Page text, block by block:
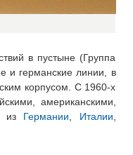
в пустыне (Группа
и германские линии, в
корпусом. С 1960-х
американскими,
из Германии Италии